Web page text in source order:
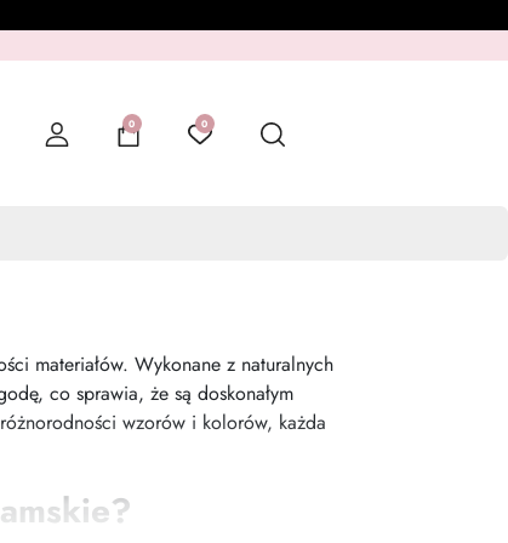
0 0
materiałów. Wykonane z naturalnych
co sprawia, że są doskonałym
wzorów i kolorów, każda